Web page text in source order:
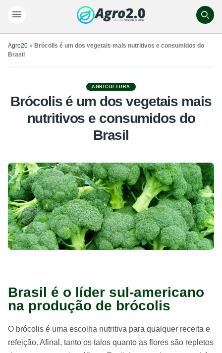
Agro20 » Brócolis é um dos vegetais mais nutritivos e consumidos do
Brasil
AGRICULTURA
Brócolis é um dos vegetais mais
nutritivos e consumidos do
Brasil
Brasil é o líder sul-americano
na produção de brócolis
O brócolis é uma escolha nutritiva para qualquer receita e
refeição. Afinal, tanto os talos quanto as flores são repletos